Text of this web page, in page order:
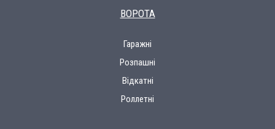
ВОРОТА
Гаражні
Розпашні
Відкатні
Роллетні